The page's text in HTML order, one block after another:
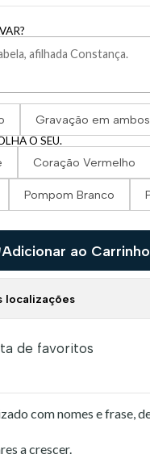
Gravação em
O SEU.
Coração Vermelho
Pompom Branco
Adicionar ao Carrinho
localizações
de favoritos
com nomes e frase,
a crescer.